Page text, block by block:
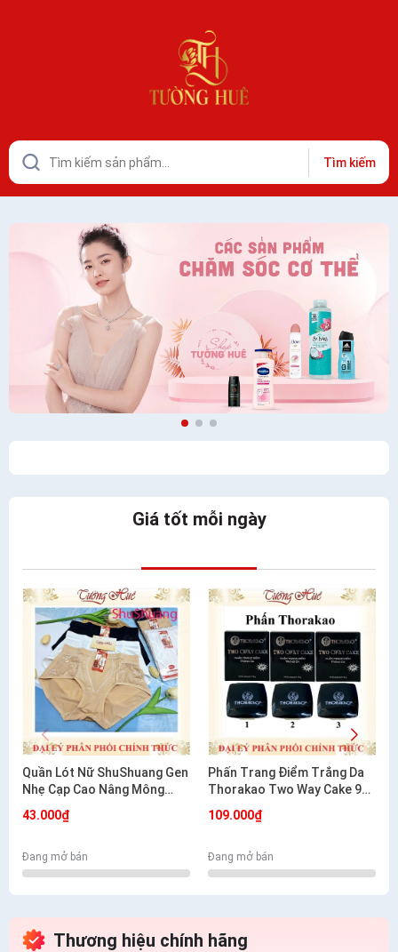
Tìm kiếm
Giá tốt mỗi ngày
Quần Lót Nữ ShuShuang Gen
Nhẹ Cạp Cao Nâng Mông
43.000₫
Đang mở bán
Phấn Trang Điểm Trắng Da
Thorakao Two Way Cake 9g
109.000₫
Đang mở bán
Thương hiệu chính hãng